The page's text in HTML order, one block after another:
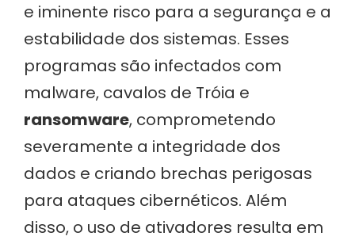
e iminente risco para a segurança e a
estabilidade dos sistemas. Esses
programas são infectados com
malware, cavalos de Tróia e
ransomware, comprometendo
severamente a integridade dos
dados e criando brechas perigosas
para ataques cibernéticos. Além
disso, o uso de ativadores resulta em